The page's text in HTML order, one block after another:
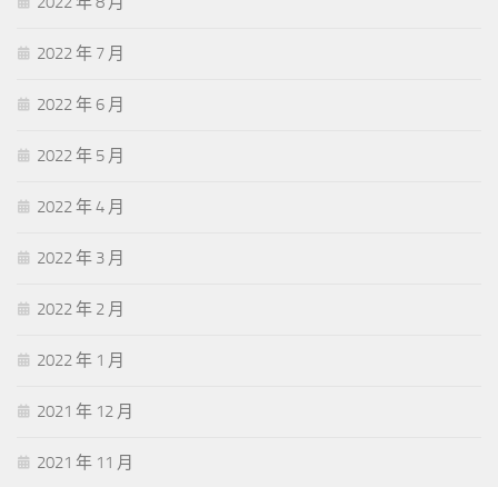
2022 年 7 月
2022 年 6 月
2022 年 5 月
2022 年 4 月
2022 年 3 月
2022 年 2 月
2022 年 1 月
2021 年 12 月
2021 年 11 月